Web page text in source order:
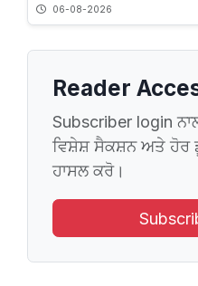
06-08-2026
Reader
Subscriber login
ਵਿਸ਼ੇਸ਼ ਸੈਕਸ਼ਨ ਅਤੇ ਹੋਰ
ਹਾਸਲ ਕਰੋ।